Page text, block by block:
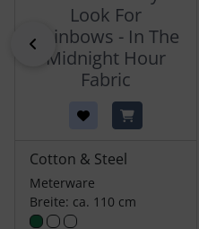
zurück
Look For
Rainbows - In The
Midnight Hour
Fabric
Cotton & Steel
Meterware
Breite: ca. 110 cm